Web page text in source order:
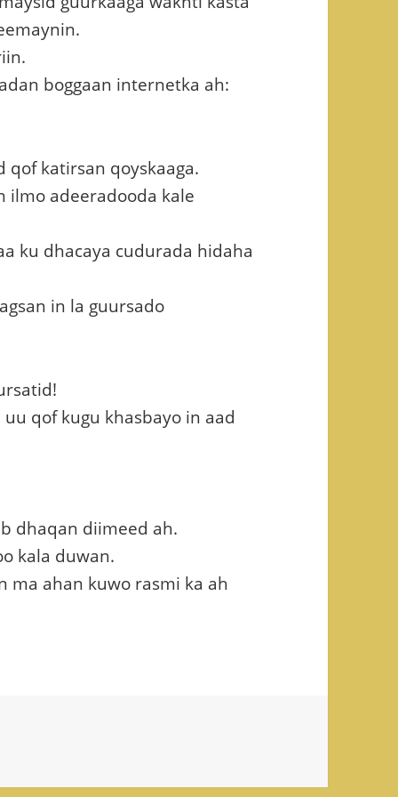
boggaan internetka ah:
qof katirsan qoyskaaga.
ilmo adeeradooda kale
ku dhacaya cudurada hidaha
in la guursado
qof kugu khasbayo in aad
dhaqan diimeed ah.
kala duwan.
ma ahan kuwo rasmi ka ah